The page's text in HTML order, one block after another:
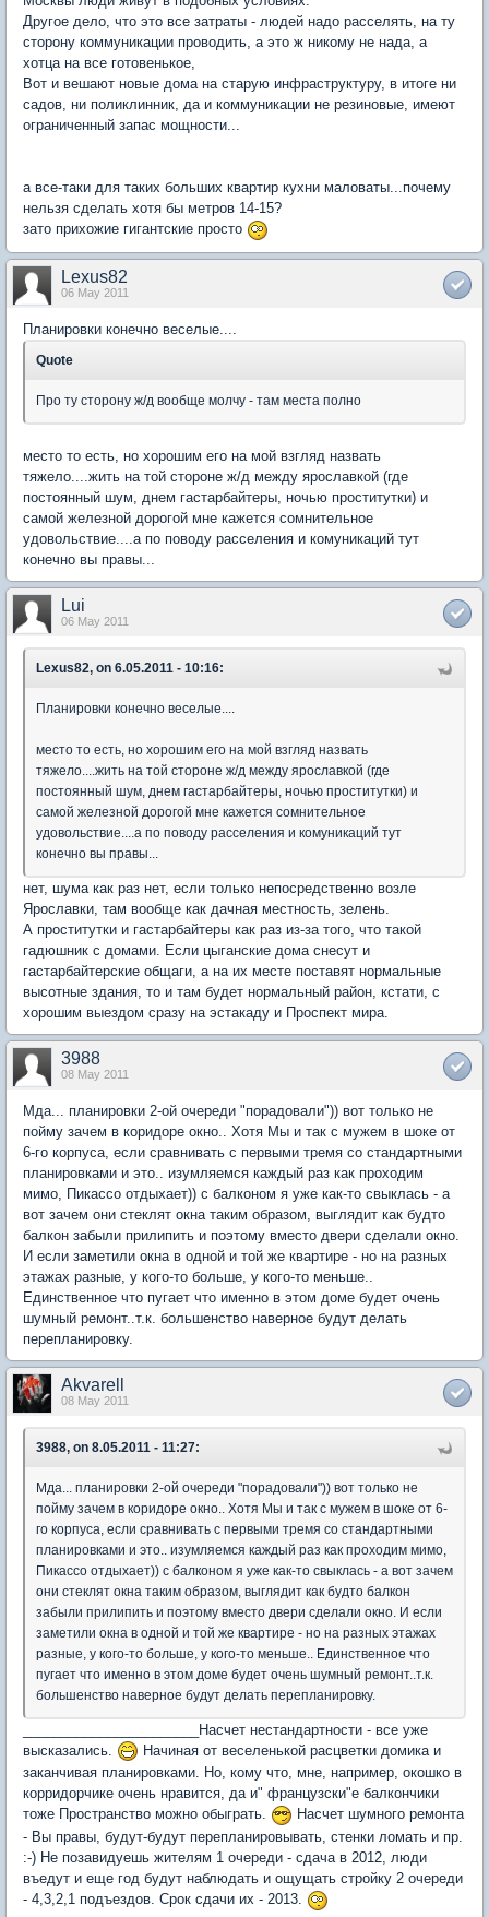
Другое дело, что это все затраты - людей надо расселять, на ту
сторону коммуникации проводить, а это ж никому не нада, а
хотца на все готовенькое,
Вот и вешают новые дома на старую инфраструктуру, в итоге ни
садов, ни поликлинник, да и коммуникации не резиновые, имеют
ограниченный запас мощности...
а все-таки для таких больших квартир кухни маловаты...почему
нельзя сделать хотя бы метров 14-15?
зато прихожие гигантские просто
Lexus82
06 May 2011
Планировки конечно веселые....
Quote
Про ту сторону ж/д вообще молчу - там места полно
место то есть, но хорошим его на мой взгляд назвать
тяжело....жить на той стороне ж/д между ярославкой (где
постоянный шум, днем гастарбайтеры, ночью проститутки) и
самой железной дорогой мне кажется сомнительное
удовольствие....а по поводу расселения и комуникаций тут
конечно вы правы...
Lui
06 May 2011
Lexus82, on 6.05.2011 - 10:16:
Планировки конечно веселые....
место то есть, но хорошим его на мой взгляд назвать
тяжело....жить на той стороне ж/д между ярославкой (где
постоянный шум, днем гастарбайтеры, ночью проститутки) и
самой железной дорогой мне кажется сомнительное
удовольствие....а по поводу расселения и комуникаций тут
конечно вы правы...
нет, шума как раз нет, если только непосредственно возле
Ярославки, там вообще как дачная местность, зелень.
А проститутки и гастарбайтеры как раз из-за того, что такой
гадюшник с домами. Если цыганские дома снесут и
гастарбайтерские общаги, а на их месте поставят нормальные
высотные здания, то и там будет нормальный район, кстати, с
хорошим выездом сразу на эстакаду и Проспект мира.
3988
08 May 2011
Мда... планировки 2-ой очереди "порадовали")) вот только не
пойму зачем в коридоре окно.. Хотя Мы и так с мужем в шоке от
6-го корпуса, если сравнивать с первыми тремя со стандартными
планировками и это.. изумляемся каждый раз как проходим
мимо, Пикассо отдыхает)) с балконом я уже как-то свыклась - а
вот зачем они стеклят окна таким образом, выглядит как будто
балкон забыли прилипить и поэтому вместо двери сделали окно.
И если заметили окна в одной и той же квартире - но на разных
этажах разные, у кого-то больше, у кого-то меньше..
Единственное что пугает что именно в этом доме будет очень
шумный ремонт..т.к. большенство наверное будут делать
перепланировку.
Akvarell
08 May 2011
3988, on 8.05.2011 - 11:27:
Мда... планировки 2-ой очереди "порадовали")) вот только не
пойму зачем в коридоре окно.. Хотя Мы и так с мужем в шоке от 6-
го корпуса, если сравнивать с первыми тремя со стандартными
планировками и это.. изумляемся каждый раз как проходим мимо,
Пикассо отдыхает)) с балконом я уже как-то свыклась - а вот зачем
они стеклят окна таким образом, выглядит как будто балкон
забыли прилипить и поэтому вместо двери сделали окно. И если
заметили окна в одной и той же квартире - но на разных этажах
разные, у кого-то больше, у кого-то меньше.. Единственное что
пугает что именно в этом доме будет очень шумный ремонт..т.к.
большенство наверное будут делать перепланировку.
_______________________Насчет нестандартности - все уже
высказались.
Начиная от веселенькой расцветки домика и
заканчивая планировками. Но, кому что, мне, например, окошко в
корридорчике очень нравится, да и" французски"е балкончики
тоже Пространство можно обыграть.
Насчет шумного ремонта
- Вы правы, будут-будут перепланировывать, стенки ломать и пр.
:-) Не позавидуешь жителям 1 очереди - сдача в 2012, люди
въедут и еще год будут наблюдать и ощущать стройку 2 очереди
- 4,3,2,1 подъездов. Срок сдачи их - 2013.